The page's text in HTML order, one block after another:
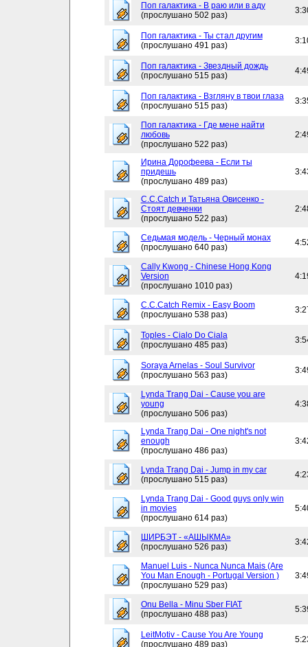
Поп галактика - В раю или в аду
(прослушано 502 раз)
Поп галактика - Ты стал другим
(прослушано 491 раз)
Поп галактика - Звездный дождь
(прослушано 515 раз)
Поп галактика - Взгляну в твои глаза
(прослушано 515 раз)
Поп галактика - Где мене найти
любовь
(прослушано 522 раз)
Ирина Дорофеева - Если ты
придешь
(прослушано 489 раз)
C.C.Catch и Татьяна Овисенко -
Стоят девченки
(прослушано 522 раз)
Седьмая модель - Черный монах
(прослушано 640 раз)
Cally Kwong - Chinese Hong Kong
Version
(прослушано 1010 раз)
C.C.Catch Remix - Easy Boom
(прослушано 538 раз)
Toples - Cialo Do Ciala
(прослушано 485 раз)
Soraya Arnelas - Soul Survivor
(прослушано 563 раз)
Lynda Trang Dai - Cause you are
young
(прослушано 506 раз)
Lynda Trang Dai - One night's not
enough
(прослушано 486 раз)
Lynda Trang Dai - Jump in my car
(прослушано 515 раз)
Lynda Trang Dai - Good guys only win
in movies
(прослушано 614 раз)
ШИРБЭТ - «АШЫКМА»
(прослушано 526 раз)
Manuel Luis - Nunca Nunca Mais (Are
You Man Enough - Portugal Version )
(прослушано 529 раз)
Onu Bella - Minu Sber FIAT
(прослушано 488 раз)
LeitMotiv - Cause You Are Young
(прослушано 489 раз)